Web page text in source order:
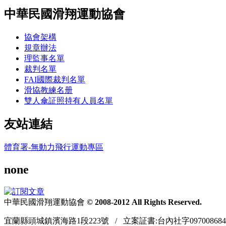
中華民國滑翔運動協會
協會架構
規章辦法
理監事名單
裁判名單
FAI國際裁判名單
滑協教練名册
雙人傘証照持有人員名單
友站連結
體育署-無動力飛行運動專區
none
中華民國滑翔運動協會 © 2008-2012 All Rights Reserved.
宜蘭縣頭城鎮濱海路1段223號 / 立案証書:台內社字